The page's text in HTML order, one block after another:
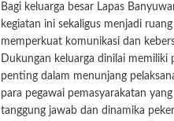
Bagi keluarga besar Lapas
kegiatan ini sekaligus menjadi
memperkuat komunikasi dan
Dukungan keluarga dinilai memiliki
penting dalam menunjang
para pegawai pemasyarakatan
tanggung jawab dan dinamika